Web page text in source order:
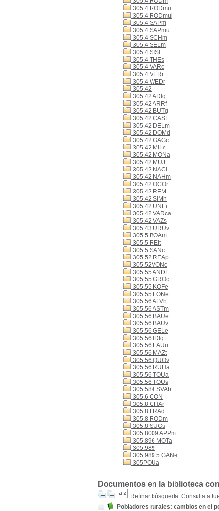
305.4 RODmu
305.4 RODmuj
305.4 SAPm
305.4 SAPmu
305.4 SCHm
305.4 SELm
305.4 SISl
305.4 THEs
305.4 VARc
305.4 VERr
305.4 WEDr
305.42
305.42 ADIq
305.42 ARRf
305.42 BUTg
305.42 CASf
305.42 DELm
305.42 DOMd
305.42 GAGc
305.42 MILc
305.42 MONa
305.42 MUJ
305.42 NACi
305.42 NAHm
305.42 OCOr
305.42 REM
305.42 SIMh
305.42 UNEi
305.42 VARca
305.42 VAZs
305.43 URUv
305.5 BOAm
305.5 REIt
305.5 SANc
305.52 REAp
305.52VONc
305.55 ANDf
305.55 GROc
305.55 KOFe
305.55 LONe
305.56 ALVh
305.56 ASTm
305.56 BAUe
305.56 BAUv
305.56 GELe
305.56 IDIq
305.56 LAUu
305.56 MAZt
305.56 QUOv
305.56 RUHa
305.56 TOUa
305.56 TOUs
305.584 SVAb
305.6 CON
305.8 CHAr
305.8 FRAd
305.8 RODm
305.8 SUGs
305.8009 APPm
305.896 MOTa
305.989
305.989.5 GANe
305POUa
Documentos en la biblioteca
Refinar búsqueda Consulta a
Pobladores rurales: cambios en el